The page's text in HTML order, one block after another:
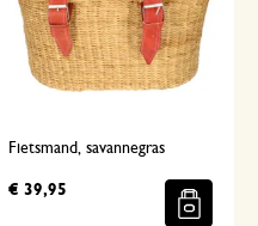
Fietsmand, savannegras
€ 39,95